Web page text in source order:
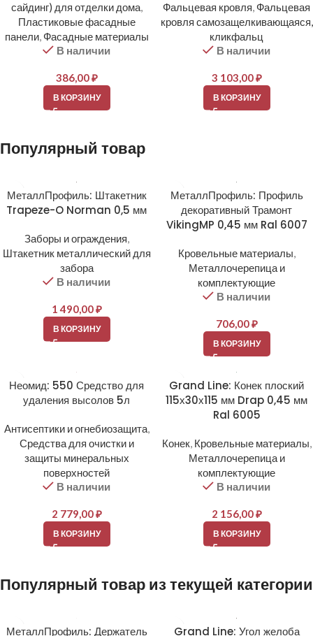
сайдинг) для отделки дома,
Пластиковые фасадные
панели, Фасадные материалы
В наличии
386,00₽
В КОРЗИНУ
Фальцевая кровля, Фальцевая
кровля самозащелкивающаяся,
кликфальц
В наличии
3 103,00₽
В КОРЗИНУ
Популярный товар
МеталлПрофиль: Штакетник
Trapeze-O Norman 0,5 мм
Заборы и ограждения,
Штакетник металлический для
забора
В наличии
1 490,00₽
В КОРЗИНУ
МеталлПрофиль: Профиль
декоративный Трамонт
VikingMP 0,45 мм Ral 6007
Кровельные материалы,
Металлочерепица и
комплектующие
В наличии
706,00₽
В КОРЗИНУ
Неомид: 550 Средство для
удаления высолов 5л
Антисептики и огнебиозащита,
Средства для очистки и
защиты минеральных
поверхностей
В наличии
2 779,00₽
В КОРЗИНУ
Grand Line: Конек плоский
115х30х115 мм Drap 0,45 мм
Ral 6005
Конек, Кровельные материалы,
Металлочерепица и
комплектующие
В наличии
2 156,00₽
В КОРЗИНУ
Популярный товар из текущей категории
МеталлПрофиль: Держатель
Grand Line: Угол желоба